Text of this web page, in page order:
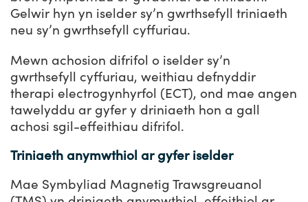
Gelwir hyn yn iselder sy’n gwrthsefyll triniaeth
neu sy’n gwrthsefyll cyffuriau.
Mewn achosion difrifol o iselder sy’n
gwrthsefyll cyffuriau, weithiau defnyddir
therapi electrogynhyrfol (ECT), ond mae angen
tawelyddu ar gyfer y driniaeth hon a gall
achosi sgil-effeithiau difrifol.
Triniaeth anymwthiol ar gyfer iselder
Mae Symbyliad Magnetig Trawsgreuanol